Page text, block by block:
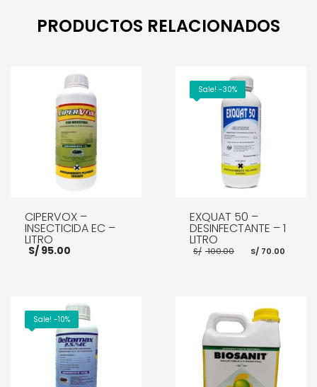
PRODUCTOS RELACIONADOS
CIPERVOX –
INSECTICIDA EC –
LITRO
S/ 95.00
AÑADIR AL CARRITO
Sale! -30%
EXQUAT 50 –
DESINFECTANTE – 1
LITRO
S/ 100.00 El
precio
S/70.00
AÑADIR AL CARRITO
Sale! -10%